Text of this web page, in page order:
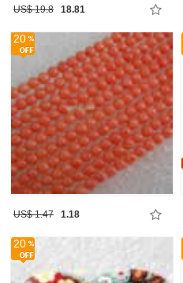
US$ 19.8 18.81
20
US$ 1.47 1.18
20